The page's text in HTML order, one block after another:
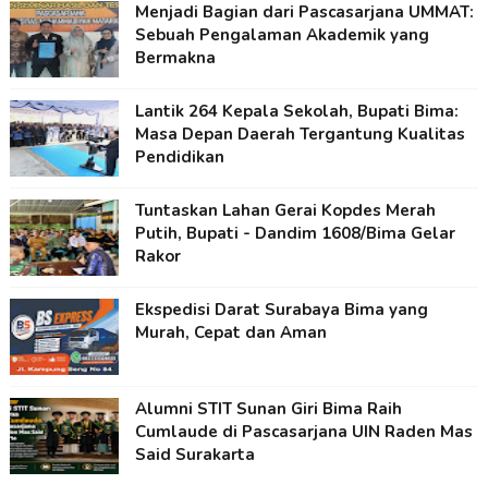
Menjadi Bagian dari Pascasarjana UMMAT:
Sebuah Pengalaman Akademik yang
Bermakna
Lantik 264 Kepala Sekolah, Bupati Bima:
Masa Depan Daerah Tergantung Kualitas
Pendidikan
Tuntaskan Lahan Gerai Kopdes Merah
Putih, Bupati - Dandim 1608/Bima Gelar
Rakor
Ekspedisi Darat Surabaya Bima yang
Murah, Cepat dan Aman
Alumni STIT Sunan Giri Bima Raih
Cumlaude di Pascasarjana UIN Raden Mas
Said Surakarta